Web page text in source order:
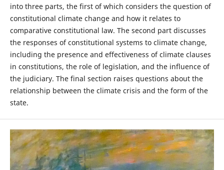
into three parts, the first of which considers the question of
constitutional climate change and how it relates to
comparative constitutional law. The second part discusses
the responses of constitutional systems to climate change,
including the presence and effectiveness of climate clauses
in constitutions, the role of legislation, and the influence of
the judiciary. The final section raises questions about the
relationship between the climate crisis and the form of the
state.